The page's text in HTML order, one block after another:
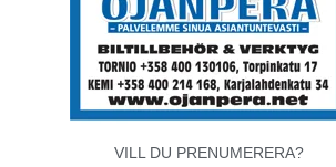
VILL DU PRENUMERERA?